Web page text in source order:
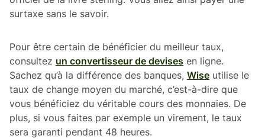
surtaxe sans le savoir.
Pour être certain de bénéficier du meilleur taux,
consultez un convertisseur de devises en ligne.
Sachez qu’à la différence des banques, Wise utilise le
taux de change moyen du marché, c’est-à-dire que
vous bénéficiez du véritable cours des monnaies. De
plus, si vous faites par exemple un virement, le taux
sera garanti pendant 48 heures.